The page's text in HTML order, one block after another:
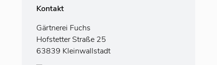
Kontakt
Gärtnerei Fuchs
Hofstetter Straße 25
63839 Kleinwallstadt